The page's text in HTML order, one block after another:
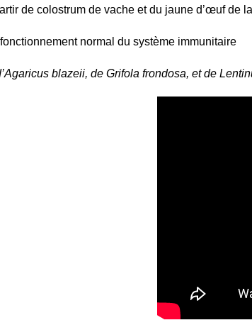
de colostrum de vache et du jaune d’œuf de
normal du système immunitaire
blazeii, de Grifola frondosa, et de